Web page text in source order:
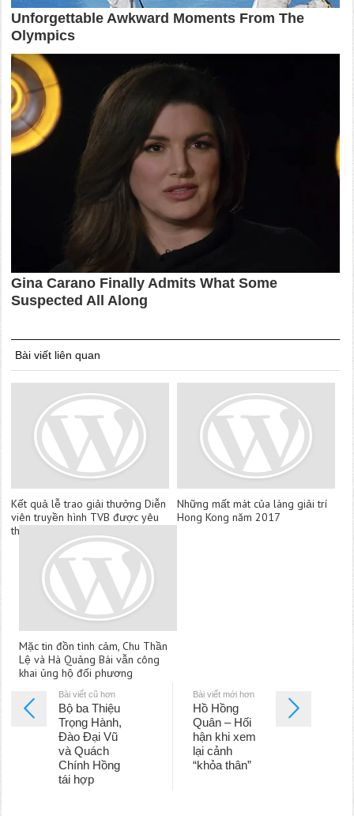
Bài viết liên quan
Kết quả lễ trao giải thưởng Diễn
viên truyền hình TVB được yêu
thích năm 2017
Những mất mát của làng giải trí
Hong Kong năm 2017
Mặc tin đồn tình cảm, Chu Thần
Lệ và Hà Quảng Bái vẫn công
khai ủng hộ đối phương
Bài viết cũ hơn
Bộ ba Thiệu
Trọng Hành,
Đào Đại Vũ
và Quách
Chính Hồng
tái hợp
Bài viết mới hơn
Hồ Hồng
Quân – Hối
hận khi xem
lại cảnh
“khỏa thân”